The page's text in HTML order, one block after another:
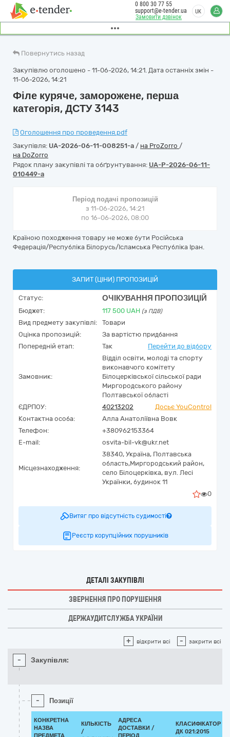
Замовити дзвінок
0 800 30 77 55
support@e-tender.ua
UK
Повернутись назад
Закупівлю оголошено - 11-06-2026, 14:21. Дата останніх змін -
11-06-2026, 14:21
Філе куряче, заморожене, перша
категорія, ДСТУ 3143
Оголошення про проведення.pdf
Закупівля: UA-2026-06-11-008251-a / на ProZorro /
на DoZorro
Рядок плану закупівлі та обґрунтування: UA-P-2026-06-11-
010449-a
Період подачі пропозицій
з 11-06-2026, 14:21
по 16-06-2026, 08:00
Країною походження товару не може бути Російська
Федерація/Республіка Білорусь/Ісламська Республіка Іран.
ЗАПИТ (ЦІНИ) ПРОПОЗИЦІЙ
Статус: ОЧІКУВАННЯ ПРОПОЗИЦІЙ
Бюджет: 117 500 UAH (з ПДВ)
Вид предмету закупівлі:
Товари
Оцінка пропозицій:
За вартістю придбання
Попередній етап:
Так Перейти до відбору
Замовник:
Відділ освіти, молоді та спорту
виконавчого комітету
Білоцерківської сільської ради
Миргородського району
Полтавської області
ЄДРПОУ:
40213202
Досьє YouControl
Контактна особа:
Алла Анатоліївна Вовк
Телефон:
+380962153364
E-mail:
osvita-bil-vk@ukr.net
Місцезнаходження:
38340, Україна, Полтавська
область,Миргородський район,
село Білоцерківка, вул. Лесі
Українки, будинок 11
0
Витяг про відсутність судимості
Реєстр корупційних порушників
ДЕТАЛІ ЗАКУПІВЛІ
ЗВЕРНЕННЯ ПРО ПОРУШЕННЯ
ДЕРЖАУДИТСЛУЖБА УКРАЇНИ
+ відкрити всі - закрити всі
- Закупівля:
- Позиції
КОНКРЕТНА
НАЗВА
КІЛЬКІСТЬ
/
АДРЕСА
ДОСТАВКИ /
КЛАСИФІКАТОР
ДК 021:2015